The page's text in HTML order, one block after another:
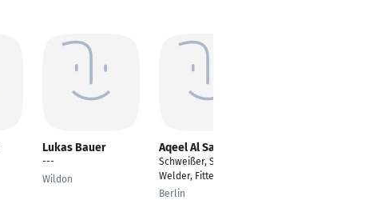
Lukas Bauer
---
Wildon
Aqeel Al Saadi
Schweißer, Schlosser,
Welder, Fitter
Berlin